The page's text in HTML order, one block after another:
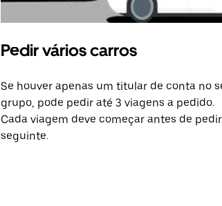
Pedir vários carros
Se houver apenas um titular de conta no
grupo, pode pedir até 3 viagens a pedido.
Cada viagem deve começar antes de
seguinte.